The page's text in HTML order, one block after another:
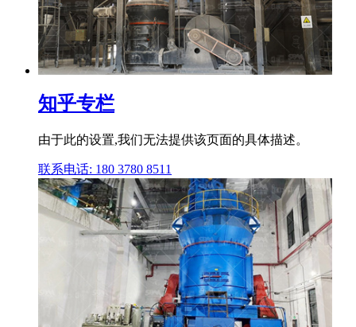
知乎专栏
由于此的设置,我们无法提供该页面的具体描述。
联系电话: 180 3780 8511